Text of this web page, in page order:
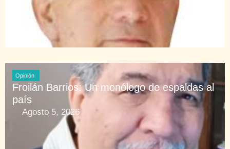
Opinión
Froilán Barrios: Un monólogo de espaldas al
país
Agosto 5, 2026